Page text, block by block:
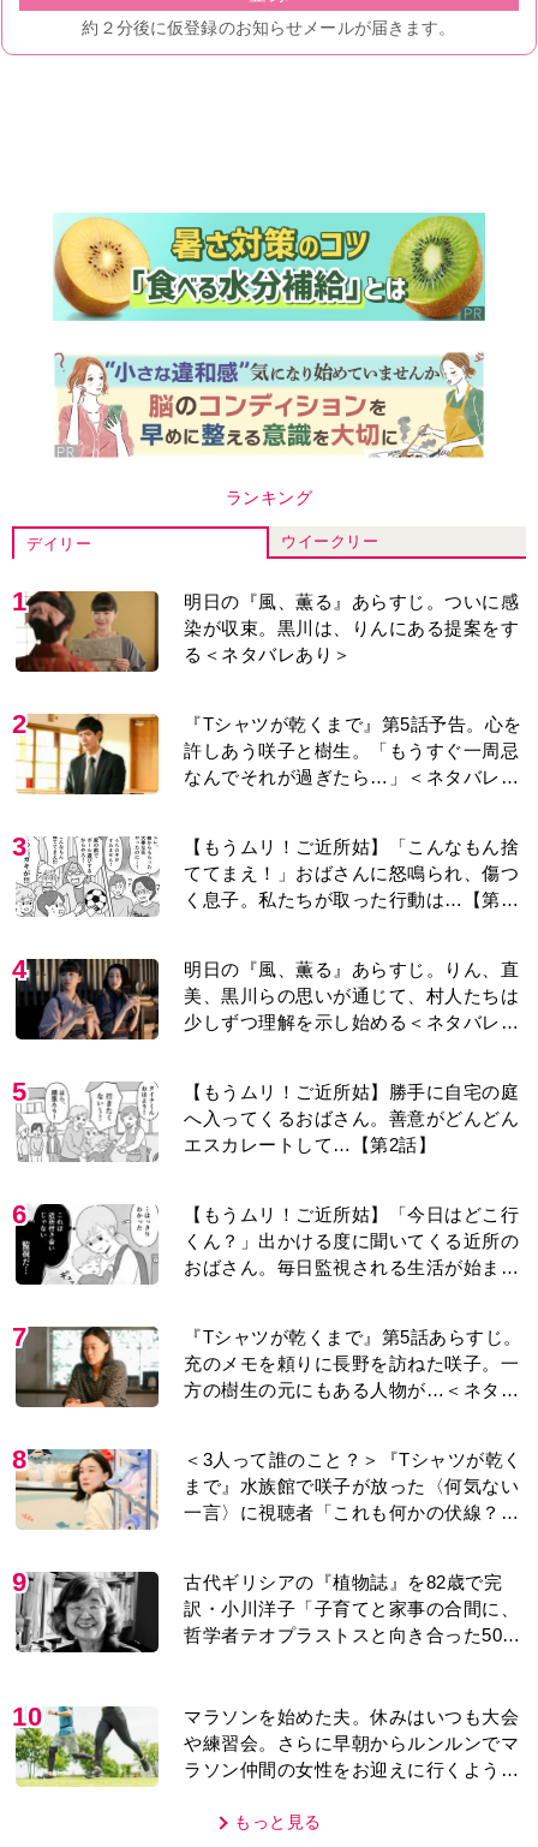
ランキング
デイリー ウイークリー
1
明日の『風、薫る』あらすじ。ついに感
染が収束。黒川は、りんにある提案をす
る＜ネタバレあり＞
2
『Tシャツが乾くまで』第5話予告。心を
許しあう咲子と樹生。「もうすぐ一周忌
なんでそれが過ぎたら…」＜ネタバレあ
3
【もうムリ！ご近所姑】「こんなもん捨
ててまえ！」おばさんに怒鳴られ、傷つ
く息子。私たちが取った行動は…【第3
4
明日の『風、薫る』あらすじ。りん、直
美、黒川らの思いが通じて、村人たちは
少しずつ理解を示し始める＜ネタバレあ
5
【もうムリ！ご近所姑】勝手に自宅の庭
へ入ってくるおばさん。善意がどんどん
エスカレートして…【第2話】
6
【もうムリ！ご近所姑】「今日はどこ行
くん？」出かける度に聞いてくる近所の
おばさん。毎日監視される生活が始ま
7
『Tシャツが乾くまで』第5話あらすじ。
充のメモを頼りに長野を訪ねた咲子。一
方の樹生の元にもある人物が…＜ネタバ
8
＜3人って誰のこと？＞『Tシャツが乾く
まで』水族館で咲子が放った〈何気ない
一言〉に視聴者「これも何かの伏線？」
9
古代ギリシアの『植物誌』を82歳で完
訳・小川洋子「子育てと家事の合間に、
哲学者テオプラストスと向き合った50
10
マラソンを始めた夫。休みはいつも大会
や練習会。さらに早朝からルンルンでマ
ラソン仲間の女性をお迎えに行くように
もっと見る